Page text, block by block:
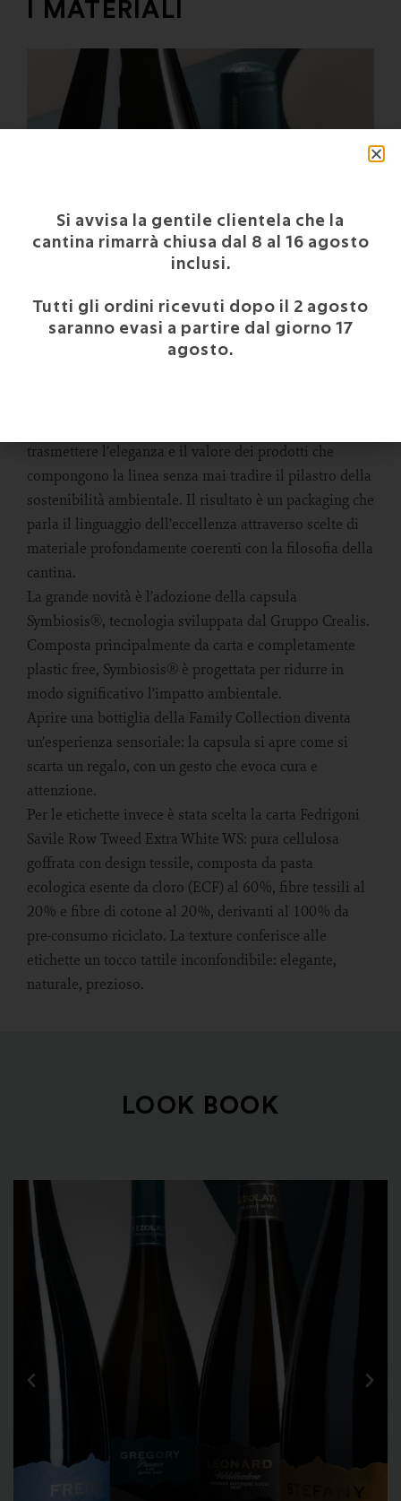
I MATERIALI
trasmettere l’eleganza e il valore dei prodotti che
compongono la linea senza mai tradire il pilastro della
sostenibilità ambientale. Il risultato è un packaging che
parla il linguaggio dell’eccellenza attraverso scelte di
materiale profondamente coerenti con la filosofia della
cantina.
La grande novità è l’adozione della capsula
Symbiosis®, tecnologia sviluppata dal Gruppo Crealis.
Composta principalmente da carta e completamente
plastic free, Symbiosis® è progettata per ridurre in
modo significativo l’impatto ambientale.
Aprire una bottiglia della Family Collection diventa
un’esperienza sensoriale: la capsula si apre come si
scarta un regalo, con un gesto che evoca cura e
attenzione.
Per le etichette invece è stata scelta la carta Fedrigoni
Savile Row Tweed Extra White WS: pura cellulosa
goffrata con design tessile, composta da pasta
ecologica esente da cloro (ECF) al 60%, fibre tessili al
20% e fibre di cotone al 20%, derivanti al 100% da
pre-consumo riciclato. La texture conferisce alle
etichette un tocco tattile inconfondibile: elegante,
naturale, prezioso.
LOOK BOOK
Si avvisa la gentile clientela che la
cantina rimarrà chiusa dal 8 al 16 agosto
inclusi.
Tutti gli ordini ricevuti dopo il 2 agosto
saranno evasi a partire dal giorno 17
agosto.